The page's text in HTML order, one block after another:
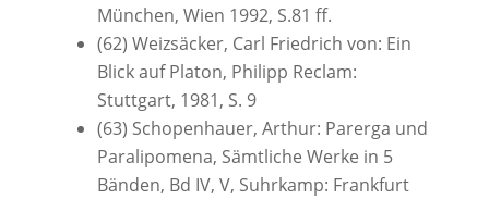
München, Wien 1992, S.81 ff.
(62) Weizsäcker, Carl Friedrich von: Ein
Blick auf Platon, Philipp Reclam:
Stuttgart, 1981, S. 9
(63) Schopenhauer, Arthur: Parerga und
Paralipomena, Sämtliche Werke in 5
Bänden, Bd IV, V, Suhrkamp: Frankfurt